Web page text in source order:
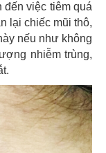
đến việc tiêm quá
lại chiếc mũi thô,
nếu như không
nhiễm trùng,